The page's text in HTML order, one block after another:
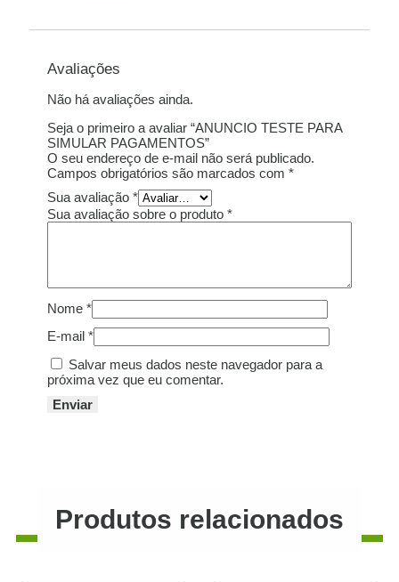
Avaliações
Não há avaliações ainda.
Seja o primeiro a avaliar “ANUNCIO TESTE PARA
SIMULAR PAGAMENTOS”
O seu endereço de e-mail não será publicado.
Campos obrigatórios são marcados com *
Sua avaliação *
Sua avaliação sobre o produto *
Nome *
E-mail *
Salvar meus dados neste navegador para a
próxima vez que eu comentar.
Produtos relacionados